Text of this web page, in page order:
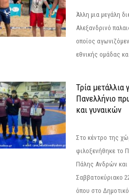
Άλλη μια μεγάλη
Αλεξανδρινό
οποίος
εθνικής ομάδας
Τρία μετάλλια
Πανελλήνιο
και γυναικών
Στο κέντρο της
φιλοξενήθηκε το
Πάλης Ανδρών και
Σαββατοκύριακο
όπου στο